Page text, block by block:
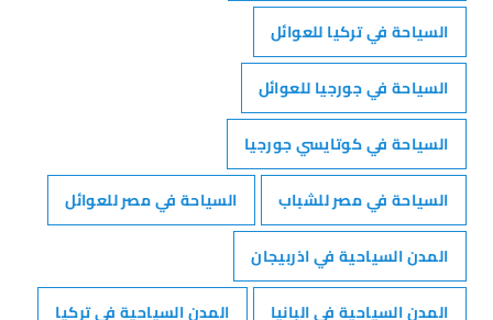
السياحة في تركيا للعوائل
السياحة في جورجيا للعوائل
السياحة في كوتايسي جورجيا
السياحة في مصر للشباب
السياحة في مصر للعوائل
المدن السياحية في اذربيجان
المدن السياحية في البانيا
المدن السياحية في تركيا